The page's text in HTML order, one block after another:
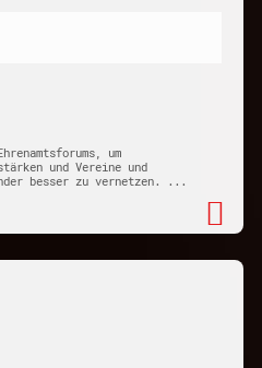
um
und Vereine und
besser zu vernetzen. ...